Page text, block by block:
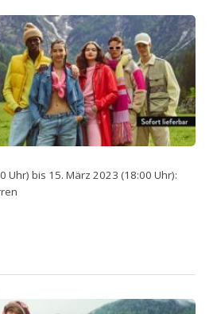
Uhr) bis 15. März 2023 (18:00 Uhr):